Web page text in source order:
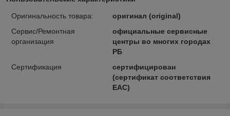
Оригинальность товара:
оригинал (original)
Сервис/Ремонтная
организация
официальные сервисные
центры во многих городах
РБ
Сертификация
сертифицирован
(сертификат соответствия
ЕАС)